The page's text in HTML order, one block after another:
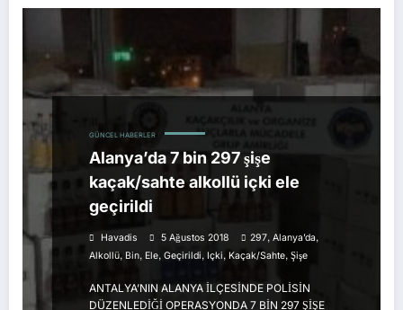
GÜNCEL HABERLER
Alanya’da 7 bin 297 şişe
kaçak/sahte alkollü içki ele
geçirildi
Havadis 5 Ağustos 2018 297, Alanya’da,
Alkollü, Bin, Ele, Geçirildi, Içki, Kaçak/sahte, Şişe
ANTALYA’NIN ALANYA İLÇESİNDE POLİSİN
DÜZENLEDİĞİ OPERASYONDA 7 BİN 297 ŞİŞE